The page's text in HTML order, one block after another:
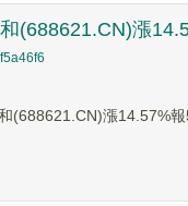
(688621.CN)漲
(688621.CN)漲14.57%